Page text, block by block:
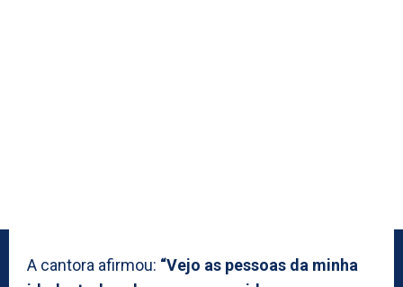
A cantora afirmou: “Vejo as pessoas da minha